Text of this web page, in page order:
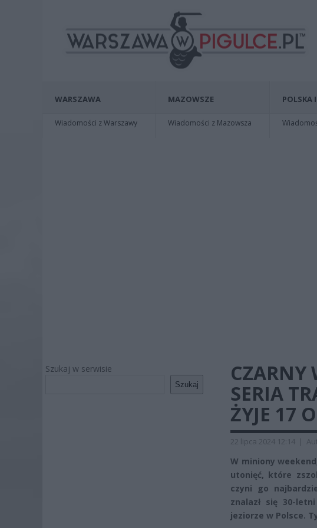
WARSZAWA
Wiadomości z Warszawy
MAZOWSZE
Wiadomości z Mazowsza
POLSKA
Szukaj w serwisie
Szukaj
CZARNY
SERIA
ŻYJE 17
22 lipca 2024 12:14 |
W miniony
utonięć, które
czyni go
znalazł się 30-
jeziorze w Polsce.